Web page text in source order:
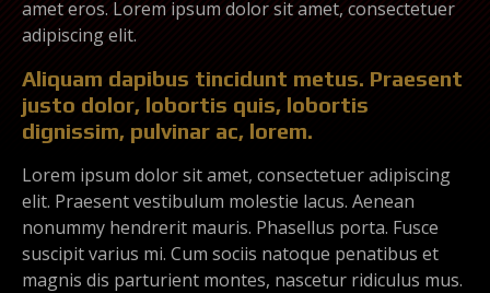
amet eros. Lorem ipsum dolor sit amet, consectetuer
adipiscing elit.
Aliquam dapibus tincidunt metus. Praesent
justo dolor, lobortis quis, lobortis
dignissim, pulvinar ac, lorem.
Lorem ipsum dolor sit amet, consectetuer adipiscing
elit. Praesent vestibulum molestie lacus. Aenean
nonummy hendrerit mauris. Phasellus porta. Fusce
suscipit varius mi. Cum sociis natoque penatibus et
magnis dis parturient montes, nascetur ridiculus mus.